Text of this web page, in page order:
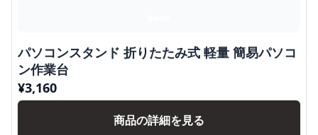
パソコンスタンド 折りたたみ式 軽量 簡易パソコ
ン作業台
¥3,160
商品の詳細を見る